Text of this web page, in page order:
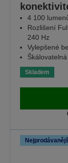
4 100
Rozlišení
240 Hz
Vylepšené
Skladem